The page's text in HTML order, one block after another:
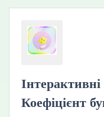
Коефіцієнт